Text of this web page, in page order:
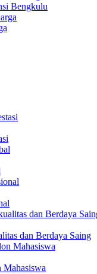
Bengkulu
dan Berdaya Saing